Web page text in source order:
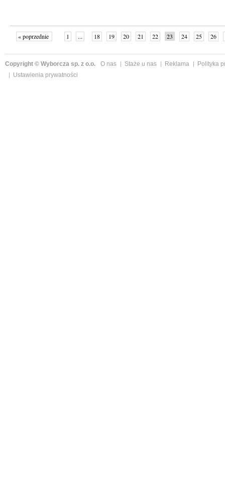
« poprzednie 1 ... 18 19 20 21 22 23 24 25 26
Copyright © Wyborcza sp. z o.o. O nas Staże u nas Reklama
Polityka
Ustawienia prywatności